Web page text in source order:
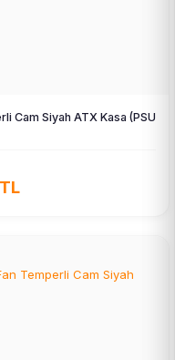
Cam Siyah ATX Kasa (PSU